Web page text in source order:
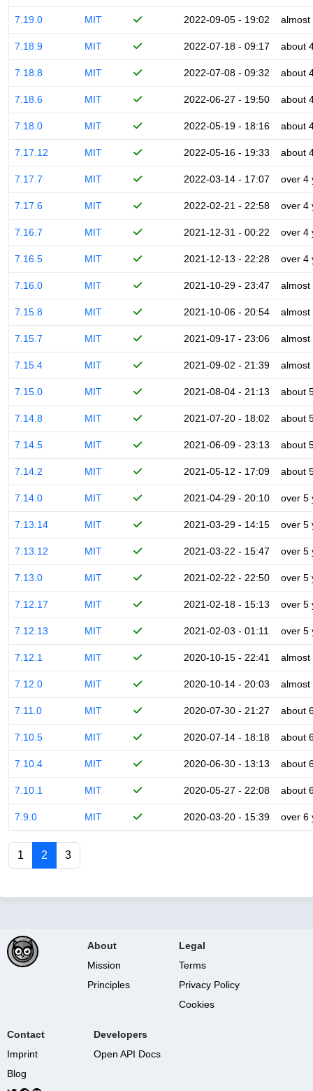
7.19.0 MIT 2022-09-05 - 19:02 almost
7.18.9 MIT 2022-07-18 - 09:17 about
7.18.8 MIT 2022-07-08 - 09:32 about
7.18.6 MIT 2022-06-27 - 19:50 about
7.18.0 MIT 2022-05-19 - 18:16 about
7.17.12 MIT 2022-05-16 - 19:33 about
7.17.7 MIT 2022-03-14 - 17:07 over 4
7.17.6 MIT 2022-02-21 - 22:58 over 4
7.16.7 MIT 2021-12-31 - 00:22 over 4
7.16.5 MIT 2021-12-13 - 22:28 over 4
7.16.0 MIT 2021-10-29 - 23:47 almost
7.15.8 MIT 2021-10-06 - 20:54 almost
7.15.7 MIT 2021-09-17 - 23:06 almost
7.15.4 MIT 2021-09-02 - 21:39 almost
7.15.0 MIT 2021-08-04 - 21:13 about
7.14.8 MIT 2021-07-20 - 18:02 about
7.14.5 MIT 2021-06-09 - 23:13 about
7.14.2 MIT 2021-05-12 - 17:09 about
7.14.0 MIT 2021-04-29 - 20:10 over 5
7.13.14 MIT 2021-03-29 - 14:15 over 5
7.13.12 MIT 2021-03-22 - 15:47 over 5
7.13.0 MIT 2021-02-22 - 22:50 over 5
7.12.17 MIT 2021-02-18 - 15:13 over 5
7.12.13 MIT 2021-02-03 - 01:11 over 5
7.12.1 MIT 2020-10-15 - 22:41 almost
7.12.0 MIT 2020-10-14 - 20:03 almost
7.11.0 MIT 2020-07-30 - 21:27 about
7.10.5 MIT 2020-07-14 - 18:18 about
7.10.4 MIT 2020-06-30 - 13:13 about
7.10.1 MIT 2020-05-27 - 22:08 about
7.9.0 MIT 2020-03-20 - 15:39 over 6
1 2 3
About
Mission
Principles
Legal
Terms
Privacy Policy
Cookies
Contact
Imprint
Blog
Developers
Open API Docs